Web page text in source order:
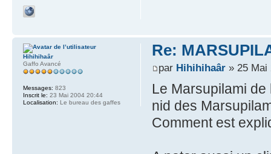
Re:
par Hihihihaâr» 25 Mai
Le Marsupilami
nid des
Comment est
Hihihihaâr
Gaffo Avancé
Messages: 823
Inscrit le: 23 Mai 2004 20:44
Localisation: Le bureau des gaffes